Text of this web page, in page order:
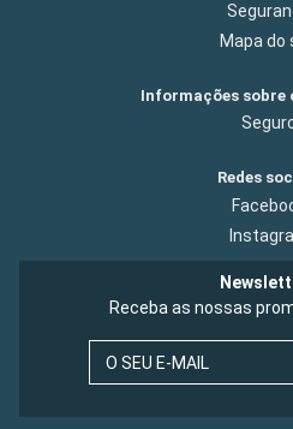
Mapa do
Informações sobre
Redes
Receba as nossas
O SEU E-MAIL